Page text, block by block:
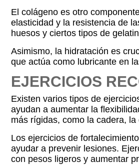
El colágeno es otro
elasticidad y la resistencia de
huesos y ciertos tipos de
Asimismo, la hidratación es
que actúa como lubricante en
EJERCICIOS
Existen varios tipos de
ayudan a aumentar la
más rígidas, como la cadera,
Los ejercicios de
ayudar a prevenir lesiones.
con pesos ligeros y aumentar